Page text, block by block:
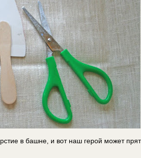
в башне, и вот наш герой может